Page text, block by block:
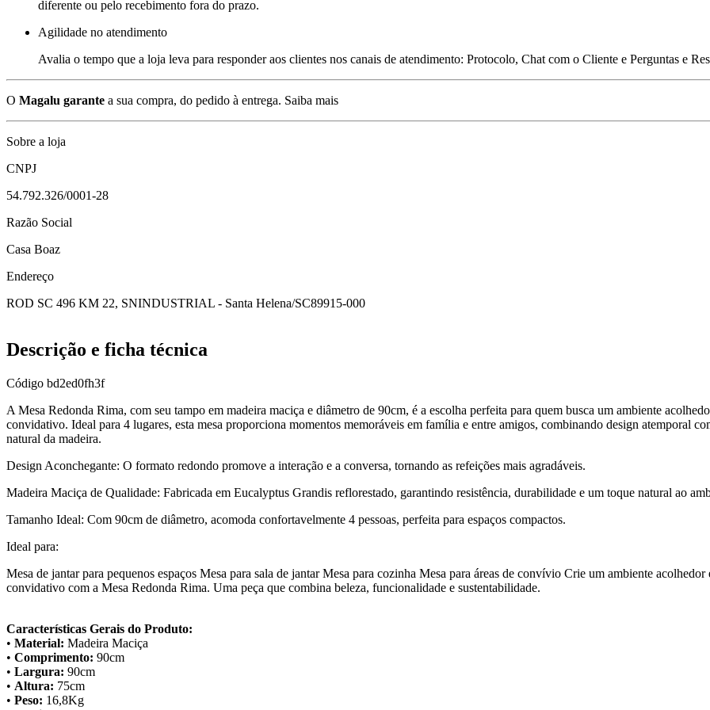
diferente ou pelo recebimento fora do prazo.
Agilidade no atendimento
Avalia o tempo que a loja leva para responder aos clientes nos canais de atendimento: Protocolo, Chat com o Cliente e Perguntas e
O Magalu garante a sua compra, do pedido à entrega. Saiba mais
Sobre a loja
CNPJ
54.792.326/0001-28
Razão Social
Casa Boaz
Endereço
ROD SC 496 KM 22, SNINDUSTRIAL - Santa Helena/SC89915-000
Descrição e ficha técnica
Código bd2ed0fh3f
A Mesa Redonda Rima, com seu tampo em madeira maciça e diâmetro de 90cm, é a escolha perfeita para quem busca um ambiente
convidativo. Ideal para 4 lugares, esta mesa proporciona momentos memoráveis em família e entre amigos, combinando design atemporal
natural da madeira.
Design Aconchegante: O formato redondo promove a interação e a conversa, tornando as refeições mais agradáveis.
Madeira Maciça de Qualidade: Fabricada em Eucalyptus Grandis reflorestado, garantindo resistência, durabilidade e um toque natural ao
Tamanho Ideal: Com 90cm de diâmetro, acomoda confortavelmente 4 pessoas, perfeita para espaços compactos.
Ideal para:
Mesa de jantar para pequenos espaços Mesa para sala de jantar Mesa para cozinha Mesa para áreas de convívio Crie um ambiente acolhedor
convidativo com a Mesa Redonda Rima. Uma peça que combina beleza, funcionalidade e sustentabilidade.
Características Gerais do Produto:
• Material: Madeira Maciça
• Comprimento: 90cm
• Largura: 90cm
• Altura: 75cm
• Peso: 16,8Kg